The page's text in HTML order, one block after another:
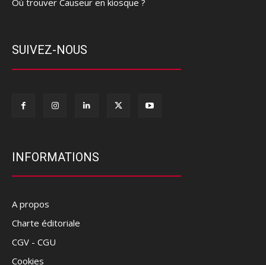
Où trouver Causeur en kiosque ?
SUIVEZ-NOUS
INFORMATIONS
A propos
Charte éditoriale
CGV - CGU
Cookies